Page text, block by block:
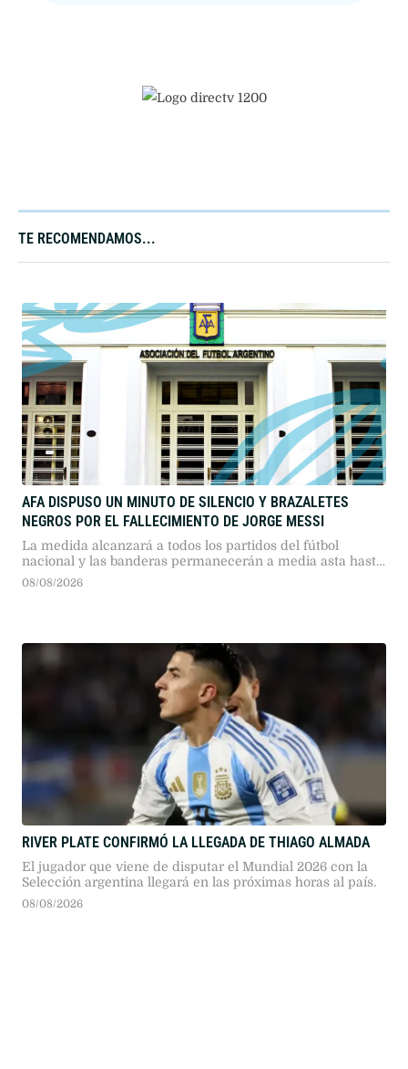
TE RECOMENDAMOS...
AFA DISPUSO UN MINUTO DE SILENCIO Y BRAZALETES
NEGROS POR EL FALLECIMIENTO DE JORGE MESSI
La medida alcanzará a todos los partidos del fútbol
nacional y las banderas permanecerán a media asta hasta
el viernes 14 de agosto.
08/08/2026
RIVER PLATE CONFIRMÓ LA LLEGADA DE THIAGO ALMADA
El jugador que viene de disputar el Mundial 2026 con la
Selección argentina llegará en las próximas horas al país.
08/08/2026